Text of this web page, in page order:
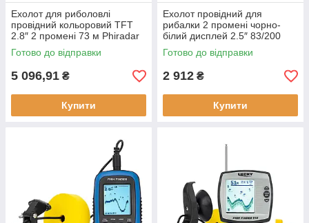
Ехолот для риболовлі
провідний кольоровий TFT
2.8″ 2 промені 73 м Phiradar
FF 188 N максимальна
глибина 73 м новий
Готово до відправки
5 096,91 ₴
Купити
Ехолот провідний для
рибалки 2 промені чорно-
білий дисплей 2.5″ 83/200
кГц Phiradar FF 168 A новий
живлення від батарейок
Готово до відправки
2 912 ₴
Купити